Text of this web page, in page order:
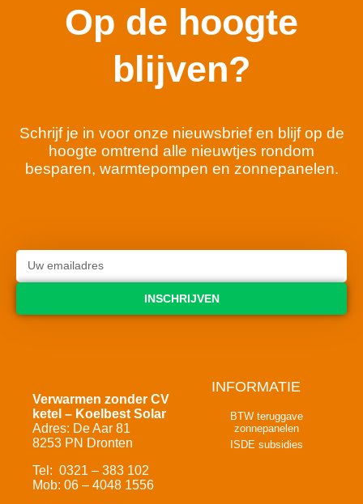
Op de hoogte
blijven?
Schrijf je in voor onze nieuwsbrief en blijf op de
hoogte omtrend alle nieuwtjes rondom
besparen, warmtepompen en zonnepanelen.
INSCHRIJVEN
Verwarmen zonder CV
ketel – Koelbest Solar
Adres: De Aar 81
8253 PN Dronten
Tel: 0321 – 383 102
Mob: 06 – 4048 1556
INFORMATIE
BTW teruggave
zonnepanelen
ISDE subsidies